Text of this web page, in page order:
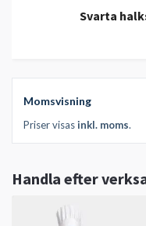
Momsvisning
Priser visasinkl. moms.
Handla efter
Svarta